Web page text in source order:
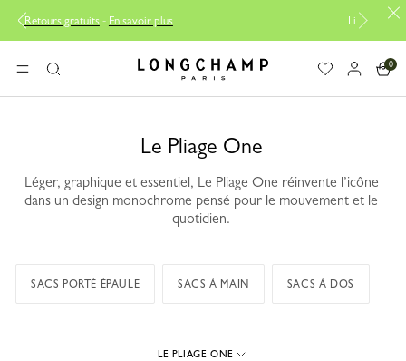
Livraison offerte à partir de 200CHF
MENURechercher Longchamp - Accueil
0
Le Pliage One
Léger, graphique et essentiel, Le Pliage One réinvente l’icône
dans un design monochrome pensé pour le mouvement et le
quotidien.
SACS PORTÉ ÉPAULE SACS À MAIN SACS À DOS
LE PLIAGE ONE